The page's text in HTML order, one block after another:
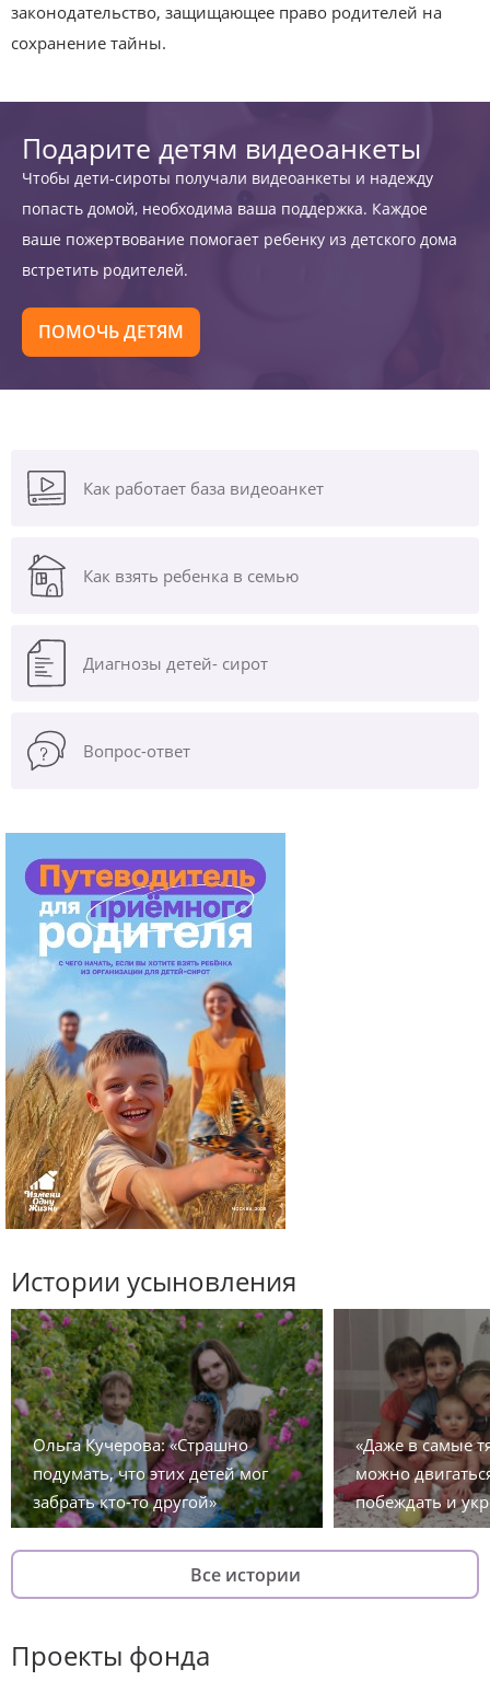
законодательство, защищающее право родителей на
сохранение тайны.
Подарите детям видеоанкеты
Чтобы дети-сироты получали видеоанкеты и надежду
попасть домой, необходима ваша поддержка. Каждое
ваше пожертвование помогает ребенку из детского дома
встретить родителей.
ПОМОЧЬ ДЕТЯМ
Как работает база видеоанкет
Как взять ребенка в семью
Диагнозы детей- сирот
Вопрос-ответ
Истории усыновления
Ольга Кучерова: «Страшно
подумать, что этих детей мог
забрать кто-то другой»
«Даже в самые
можно
побеждать и
Все истории
Проекты фонда